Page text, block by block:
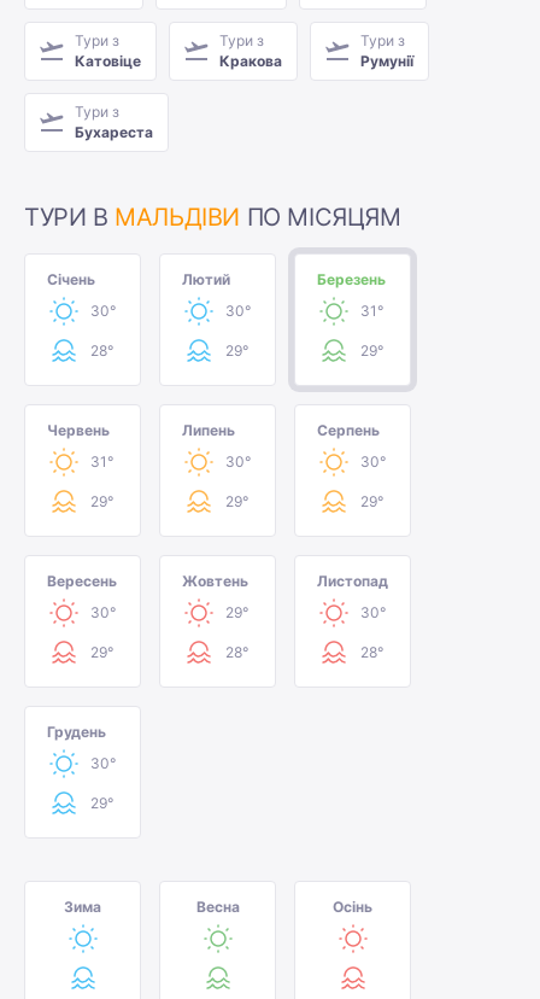
Тури з
Катовіце
Тури з
Кракова
Тури з
Румунії
Тури з
Бухареста
ТУРИ В МАЛЬДІВИ ПО МІСЯЦЯМ
Січень
30°
28°
Лютий
30°
29°
Березень
31°
29°
Червень
31°
29°
Липень
30°
29°
Серпень
30°
29°
Вересень
30°
29°
Жовтень
29°
28°
Листопад
30°
28°
Грудень
30°
29°
Зима Весна Осінь